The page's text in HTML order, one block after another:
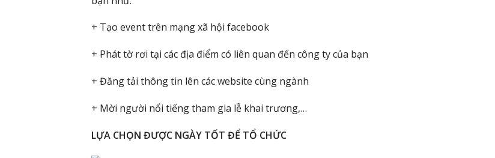
+ Tạo event trên mạng xã hội facebook
+ Phát tờ rơi tại các địa điểm có liên quan đến công ty của bạn
+ Đăng tải thông tin lên các website cùng ngành
+ Mời người nổi tiếng tham gia lễ khai trương,…
LỰA CHỌN ĐƯỢC NGÀY TỐT ĐỂ TỔ CHỨC